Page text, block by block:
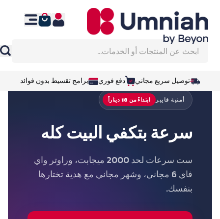
ابحث عن المنتجات أو الخدمات...
توصيل سريع مجاني دفع فوري برامج تقسيط بدون فوائد
أمنية فايبر ابتداءً من 18 ديناراً
سرعة بتكفي البيت كله
ست سرعات لحد 2000 ميجابت، وراوتر واي
فاي 6 مجاني، وشهر مجاني مع هدية تختارها
بنفسك.